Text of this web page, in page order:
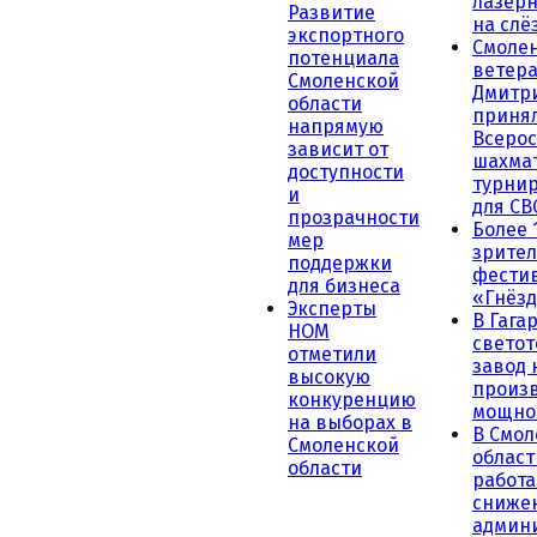
Развитие
экспортного
потенциала
Смоленской
области
напрямую
зависит от
доступности
и
прозрачности
мер
поддержки
для бизнеса
Эксперты
НОМ
отметили
высокую
конкуренцию
на выборах в
Смоленской
области
на
для
Более
В
завод
В